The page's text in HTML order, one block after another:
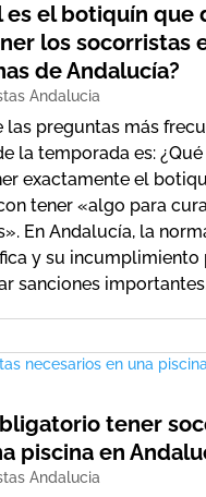
es el botiquín que
los socorristas
de Andalucía?
Andalucia
las preguntas más
la temporada es:
exactamente el
tener «algo para
En Andalucía, la
y su incumplimiento
sanciones
tener
piscina en
Andalucia